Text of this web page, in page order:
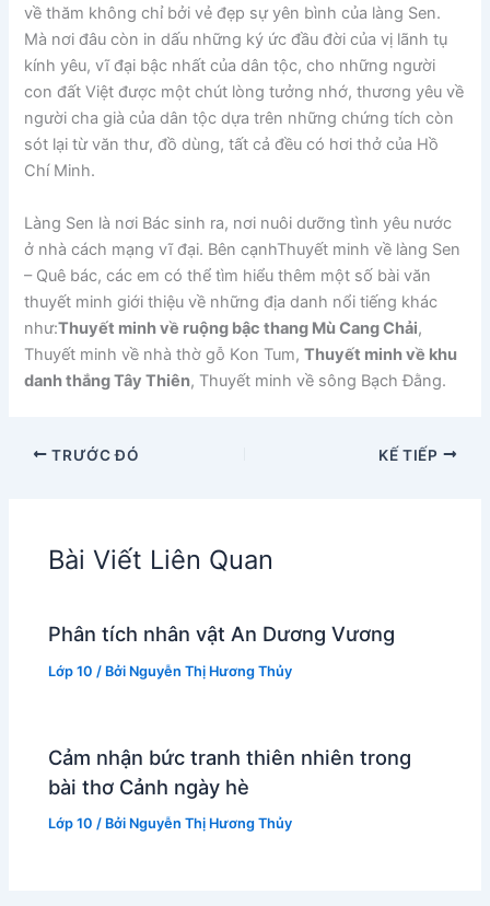
về thăm không chỉ bởi vẻ đẹp sự yên bình của làng Sen.
Mà nơi đâu còn in dấu những ký ức đầu đời của vị lãnh tụ
kính yêu, vĩ đại bậc nhất của dân tộc, cho những người
con đất Việt được một chút lòng tưởng nhớ, thương yêu về
người cha già của dân tộc dựa trên những chứng tích còn
sót lại từ văn thư, đồ dùng, tất cả đều có hơi thở của Hồ
Chí Minh.
Làng Sen là nơi Bác sinh ra, nơi nuôi dưỡng tình yêu nước
ở nhà cách mạng vĩ đại. Bên cạnhThuyết minh về làng Sen
– Quê bác, các em có thể tìm hiểu thêm một số bài văn
thuyết minh giới thiệu về những địa danh nổi tiếng khác
như:Thuyết minh về ruộng bậc thang Mù Cang Chải,
Thuyết minh về nhà thờ gỗ Kon Tum,Thuyết minh về khu
danh thắng Tây Thiên, Thuyết minh về sông Bạch Đằng.
TRƯỚC ĐÓ KẾ TIẾP
Bài Viết Liên Quan
Phân tích nhân vật An Dương Vương
Lớp 10 / Bởi Nguyễn Thị Hương Thủy
Cảm nhận bức tranh thiên nhiên trong
bài thơ Cảnh ngày hè
Lớp 10 / Bởi Nguyễn Thị Hương Thủy